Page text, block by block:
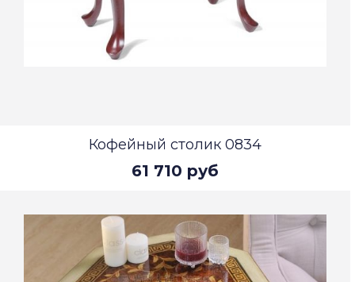
Кофейный столик 0834
61 710 руб